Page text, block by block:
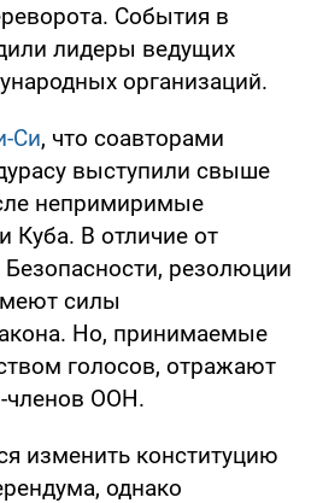
События в
лидеры ведущих
организаций.
Си, что соавторами
выступили свыше
непримиримые
Куба. В отличие от
резолюции
силы
Но, принимаемые
голосов, отражают
членов ООН.
изменить конституцию
однако